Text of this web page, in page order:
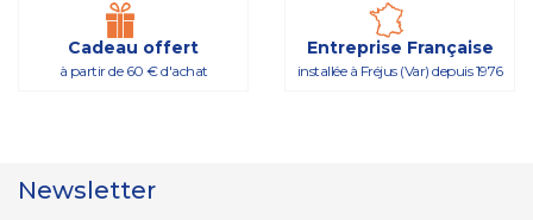
Cadeau offert
à partir de 60 € d'achat
Entreprise Française
installée à Fréjus (Var) depuis 1976
Newsletter